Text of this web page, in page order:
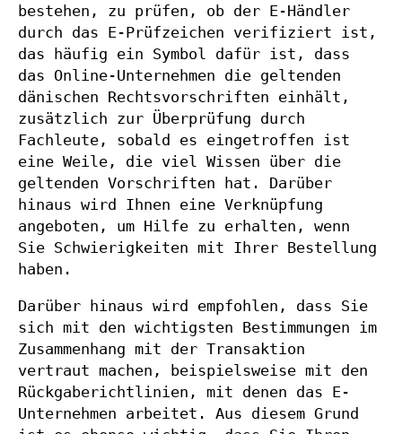
bestehen, zu prüfen, ob der E-Händler
durch das E-Prüfzeichen verifiziert ist,
das häufig ein Symbol dafür ist, dass
das Online-Unternehmen die geltenden
dänischen Rechtsvorschriften einhält,
zusätzlich zur Überprüfung durch
Fachleute, sobald es eingetroffen ist
eine Weile, die viel Wissen über die
geltenden Vorschriften hat. Darüber
hinaus wird Ihnen eine Verknüpfung
angeboten, um Hilfe zu erhalten, wenn
Sie Schwierigkeiten mit Ihrer Bestellung
haben.
Darüber hinaus wird empfohlen, dass Sie
sich mit den wichtigsten Bestimmungen im
Zusammenhang mit der Transaktion
vertraut machen, beispielsweise mit den
Rückgaberichtlinien, mit denen das E-
Unternehmen arbeitet. Aus diesem Grund